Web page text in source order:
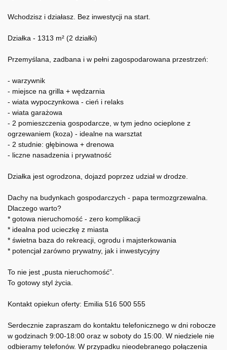
Wchodzisz i działasz. Bez inwestycji na start.
Działka - 1313 m² (2 działki)
Przemyślana, zadbana i w pełni zagospodarowana przestrzeń:
- warzywnik
- miejsce na grilla + wędzarnia
- wiata wypoczynkowa - cień i relaks
- wiata garażowa
- 2 pomieszczenia gospodarcze, w tym jedno ocieplone z
ogrzewaniem (koza) - idealne na warsztat
- 2 studnie: głębinowa + drenowa
- liczne nasadzenia i prywatność
Działka jest ogrodzona, dojazd poprzez udział w drodze.
Dachy na budynkach gospodarczych - papa termozgrzewalna.
Dlaczego warto?
* gotowa nieruchomość - zero komplikacji
* idealna pod ucieczkę z miasta
* świetna baza do rekreacji, ogrodu i majsterkowania
* potencjał zarówno prywatny, jak i inwestycyjny
To nie jest „pusta nieruchomość”.
To gotowy styl życia.
Kontakt opiekun oferty: Emilia 516 500 555
Serdecznie zapraszam do kontaktu telefonicznego w dni robocze
w godzinach 9:00-18:00 oraz w soboty do 15:00. W niedziele nie
odbieramy telefonów. W przypadku nieodebranego połączenia